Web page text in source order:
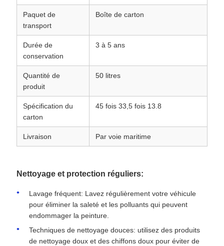
Paquet de
transport
Boîte de carton
Durée de
conservation
3 à 5 ans
Quantité de
produit
50 litres
Spécification du
carton
45 fois 33,5 fois 13.8
Livraison Par voie maritime
Nettoyage et protection réguliers:
Lavage fréquent: Lavez régulièrement votre véhicule
pour éliminer la saleté et les polluants qui peuvent
endommager la peinture.
Techniques de nettoyage douces: utilisez des produits
de nettoyage doux et des chiffons doux pour éviter de